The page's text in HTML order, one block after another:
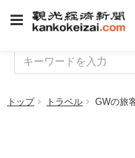
トップ トラベル GWの旅